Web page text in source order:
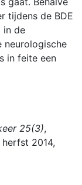
tijdens de BDE
in de
neurologische
in feite een
25(3),
herfst 2014,